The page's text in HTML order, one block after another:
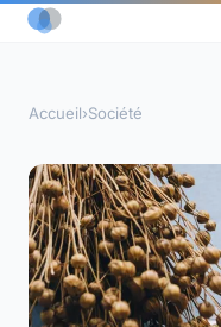
Accueil›Société